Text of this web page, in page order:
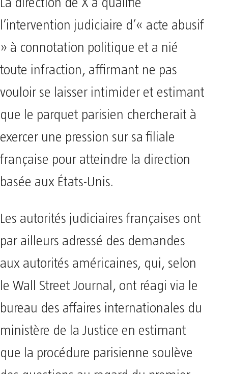
La direction de X a qualifié
l’intervention judiciaire d’« acte abusif
» à connotation politique et a nié
toute infraction, affirmant ne pas
vouloir se laisser intimider et estimant
que le parquet parisien chercherait à
exercer une pression sur sa filiale
française pour atteindre la direction
basée aux États-Unis.
Les autorités judiciaires françaises ont
par ailleurs adressé des demandes
aux autorités américaines, qui, selon
le Wall Street Journal, ont réagi via le
bureau des affaires internationales du
ministère de la Justice en estimant
que la procédure parisienne soulève